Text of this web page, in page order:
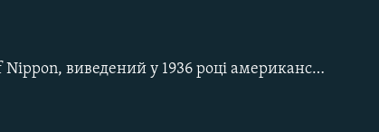
На фото – кущ півонії молочноквіткової Мооn of Nippon, виведений у 1936 році американським селекціонером-любителем, банкіром за професією Оутеном. Загалом же колекція півоній на Великій галявині ботанічного саду Таврійського національного університету імені Володимира Вернадського (